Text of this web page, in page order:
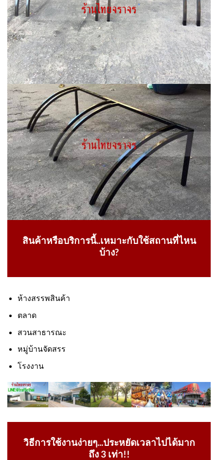
สินค้าหรือบริการนี้..เหมาะกับใช้สถานที่ไหน
บ้าง?
ห้างสรรพสินค้า
ตลาด
สวนสาธารณะ
หมู่บ้านจัดสรร
โรงงาน
วิธีการใช้งานง่ายๆ...ประหยัดเวลาไปได้มาก
ถึง 3 เท่า!!